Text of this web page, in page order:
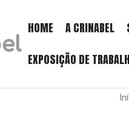
HOME A CRINABEL
EXPOSIÇÃO DE